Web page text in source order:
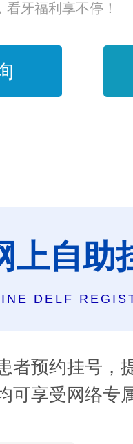
牙福利享不停！
上自助
DELF
者预约挂号，
可享受网络专